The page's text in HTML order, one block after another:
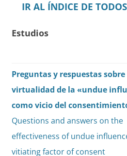
IR AL ÍNDICE DE
Estudios
Preguntas y respuestas sobre
virtualidad de la «undue
como vicio del
Questions and answers on the
effectiveness of undue
vitiating factor of consent